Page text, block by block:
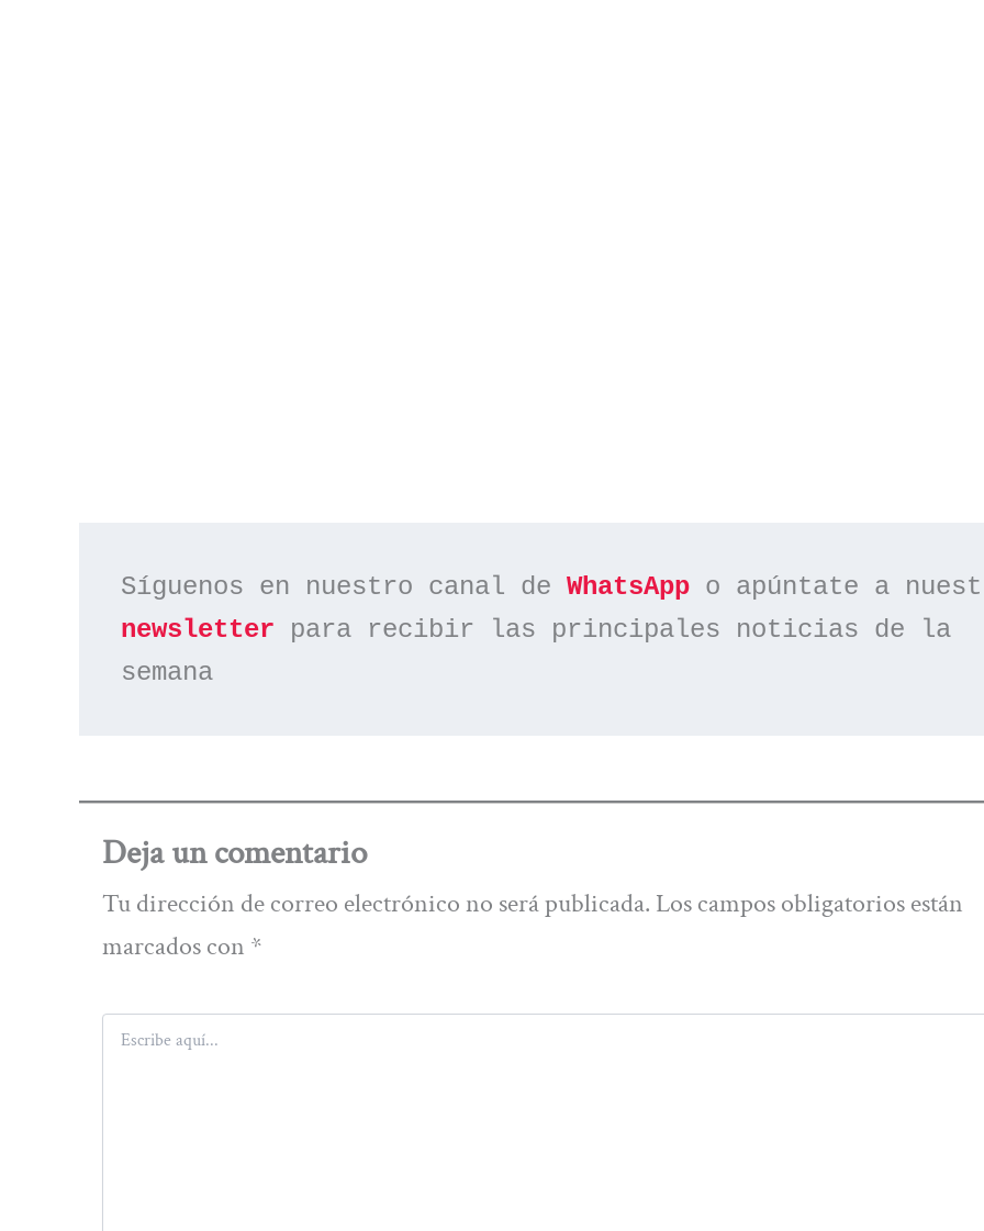
Síguenos en nuestro canal de WhatsApp
newsletter para recibir las principales noticias de la
semana
Deja un comentario
Tu dirección de correo electrónico no será publicada. Los campos obligatorios están
marcados con *
Escribe
aquí...